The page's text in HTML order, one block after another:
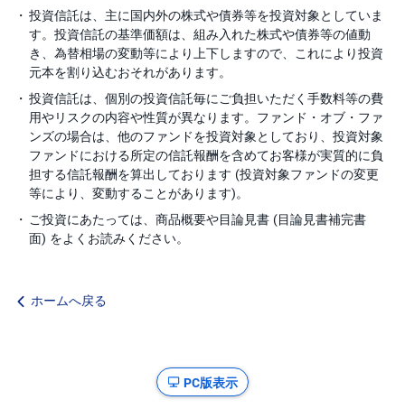
投資信託は、主に国内外の株式や債券等を投資対象としていま
す。投資信託の基準価額は、組み入れた株式や債券等の値動
き、為替相場の変動等により上下しますので、これにより投資
元本を割り込むおそれがあります。
投資信託は、個別の投資信託毎にご負担いただく手数料等の費
用やリスクの内容や性質が異なります。ファンド・オブ・ファ
ンズの場合は、他のファンドを投資対象としており、投資対象
ファンドにおける所定の信託報酬を含めてお客様が実質的に負
担する信託報酬を算出しております (投資対象ファンドの変更
等により、変動することがあります)。
ご投資にあたっては、商品概要や目論見書 (目論見書補完書
面) をよくお読みください。
ホームへ戻る
PC版表示